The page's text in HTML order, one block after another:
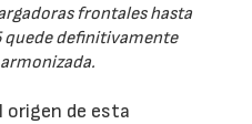
frontales hasta
quede definitivamente
origen de esta